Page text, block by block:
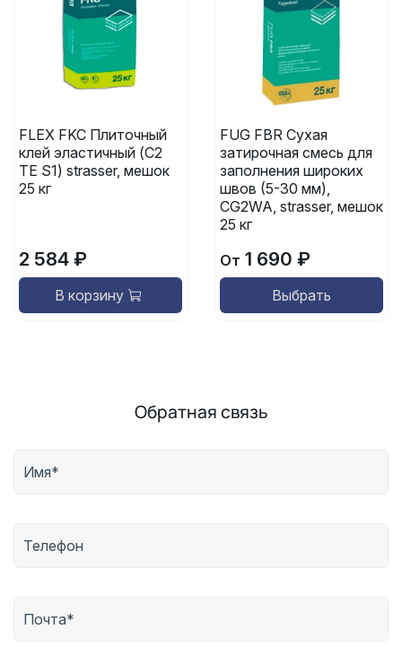
FLEX FKC Плиточный
клей эластичный (C2
TE S1) strasser, мешок
25 кг
2 584 ₽
В корзину
FUG FBR Сухая
затирочная смесь для
заполнения широких
швов (5-30 мм),
CG2WA, strasser, мешок
25 кг
От 1 690 ₽
Выбрать
Обратная связь